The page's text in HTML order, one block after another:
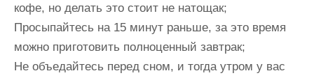
кофе, но делать это стоит не натощак;
Просыпайтесь на 15 минут раньше, за это время
можно приготовить полноценный завтрак;
Не объедайтесь перед сном, и тогда утром у вас